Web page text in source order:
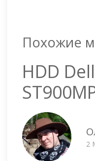
Похожие
HDD
2